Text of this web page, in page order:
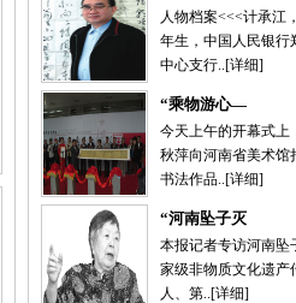
人物档案<<<计承江
年生，中国人民银行
中心支行..[详细]
“乘物游心—
今天上午的开幕式上
秋萍向河南省美术馆
书法作品..[详细]
“河南坠子灭
本报记者专访河南坠
家级非物质文化遗产
人、第..[详细]